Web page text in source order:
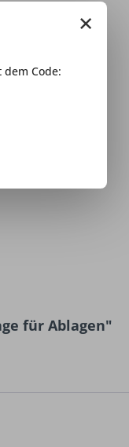
für Ablagen"
×
Code: